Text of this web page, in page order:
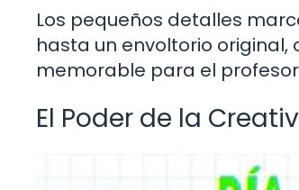
Los pequeños detalles
hasta un envoltorio
memorable para el
El Poder de la